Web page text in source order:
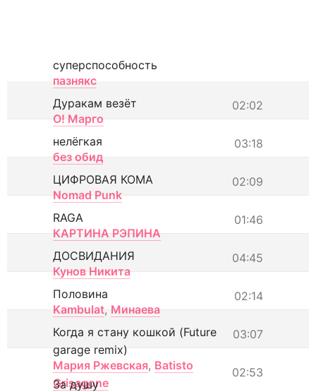
суперспособность
пазнякс
02:02
Дуракам везёт
О! Марго
03:18
нелёгкая
без обид
02:09
ЦИФРОВАЯ КОМА
Nomad Punk
01:46
RAGA
КАРТИНА РЭПИНА
04:45
ДОСВИДАНИЯ
Кунов Никита
02:14
Половина
Kambulat, Минаева
03:07
Когда я стану кошкой (Future
garage remix)
Мария Ржевская, Batisto
Grisagone
02:53
За душу